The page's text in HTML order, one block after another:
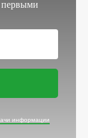
первыми
информации